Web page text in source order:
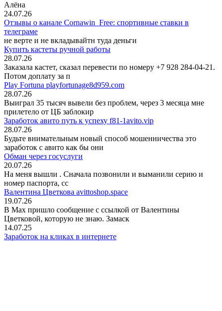
Алёна
24.07.26
Отзывы о канале Cornawin_Free: спортивные ставки в
телеграме
не верте и не вкладывайтн туда деньги
Купить кастеты ручной работы
28.07.26
Заказала кастет, сказал перевести по номеру +7 928 284-04-21.
Потом доплату за п
Play Fortuna playfortunage8d959.com
28.07.26
Выиграл 35 тысяч вывели без проблем, через 3 месяца мне
прилетело от ЦБ заблокир
Заработок авито путь к успеху f81-1avito.vip
28.07.26
Будьте внимательным новый способ мошенничества это
заработок с авито как бы они
Обман через госуслуги
20.07.26
На меня вышли . Сначала позвонили и выманили серию и
номер паспорта, сс
Валентина Цветкова avittoshop.space
19.07.26
В Мах пришло сообщение с ссылкой от Валентины
Цветковой, которую не знаю. Замаск
14.07.25
Заработок на кликах в интернете